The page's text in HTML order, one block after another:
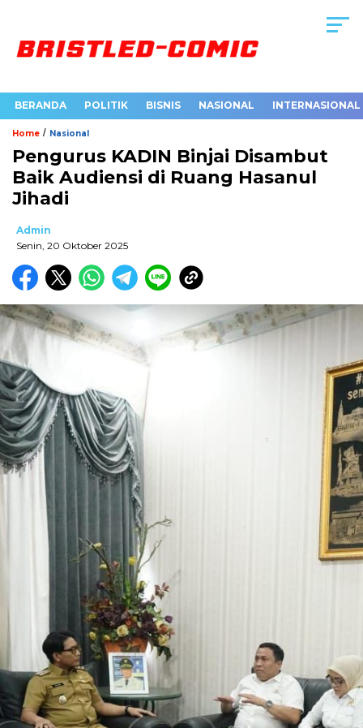
BERANDA POLITIK BISNIS NASIONAL INTERNASIONAL
Home / Nasional
Pengurus KADIN Binjai Disambut
Baik Audiensi di Ruang Hasanul
Jihadi
Admin
Senin, 20 Oktober 2025